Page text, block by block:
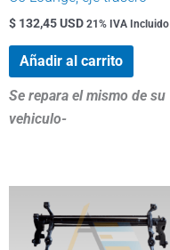
$ 132,45 USD 21% IVA Incluido
Añadir al carrito
Se repara el mismo de su
vehiculo-